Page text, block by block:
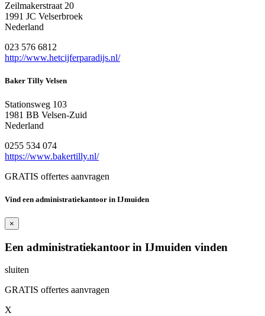
Zeilmakerstraat 20
1991 JC Velserbroek
Nederland
023 576 6812
http://www.hetcijferparadijs.nl/
Baker Tilly Velsen
Stationsweg 103
1981 BB Velsen-Zuid
Nederland
0255 534 074
https://www.bakertilly.nl/
GRATIS offertes aanvragen
Vind een administratiekantoor in IJmuiden
×
Een administratiekantoor in IJmuiden vinden
sluiten
GRATIS offertes aanvragen
X